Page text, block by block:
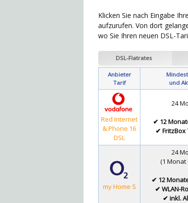
Klicken Sie nach Eingabe
aufzurufen. Von dort
wo Sie Ihren neuen DSL-
DSL-Flatrates
Anbieter
Tarif
und
Red Internet
& Phone 16
DSL
24
✔ 12
✔ FritzBox
my Home S
24
(1
✔ 12
✔ WLAN-
✔ inkl.